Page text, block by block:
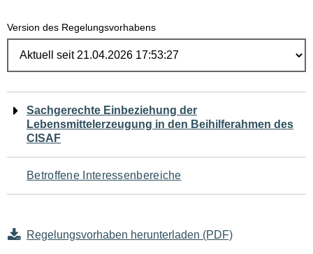
Version des Regelungsvorhabens
Navigation
für
den
Seiteninhalt
Sachgerechte Einbeziehung der
Lebensmittelerzeugung in den Beihilferahmen des
CISAF
Betroffene Interessenbereiche
Regelungsvorhaben herunterladen (PDF)